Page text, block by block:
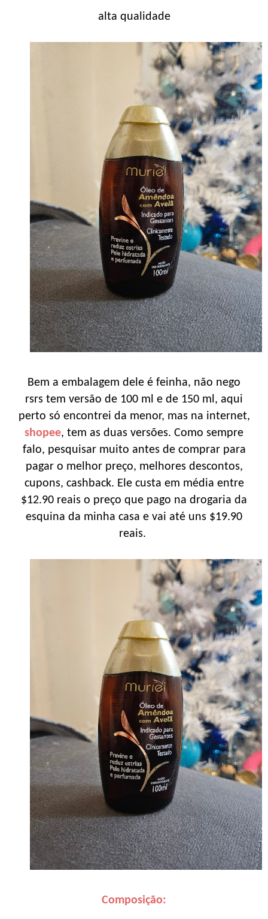
alta qualidade
Bem a embalagem dele é feinha, não nego
rsrs tem versão de 100 ml e de 150 ml, aqui
perto só encontrei da menor, mas na internet,
shopee, tem as duas versões. Como sempre
falo, pesquisar muito antes de comprar para
pagar o melhor preço, melhores descontos,
cupons, cashback. Ele custa em média entre
$12.90 reais o preço que pago na drogaria da
esquina da minha casa e vai até uns $19.90
reais.
Composição: